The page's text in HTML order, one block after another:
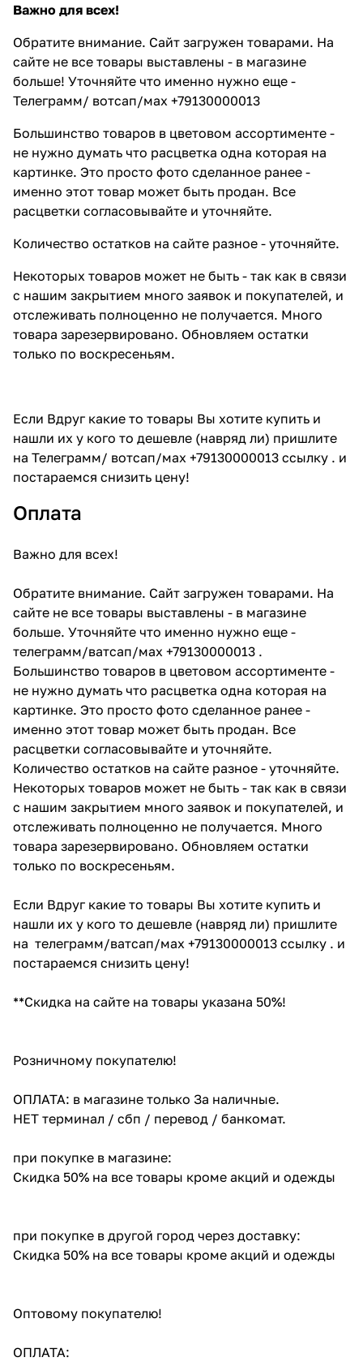
Важно для всех!
Обратите внимание. Сайт загружен товарами. На
сайте не все товары выставлены - в магазине
больше! Уточняйте что именно нужно еще -
Телеграмм/ вотсап/мах +79130000013
Большинство товаров в цветовом ассортименте -
не нужно думать что расцветка одна которая на
картинке. Это просто фото сделанное ранее -
именно этот товар может быть продан. Все
расцветки согласовывайте и уточняйте.
Количество остатков на сайте разное - уточняйте.
Некоторых товаров может не быть - так как в связи
с нашим закрытием много заявок и покупателей, и
отслеживать полноценно не получается. Много
товара зарезервировано. Обновляем остатки
только по воскресеньям.
Если Вдруг какие то товары Вы хотите купить и
нашли их у кого то дешевле (навряд ли) пришлите
на Телеграмм/ вотсап/мах +79130000013 ссылку . и
постараемся снизить цену!
Оплата
Важно для всех!
Обратите внимание. Сайт загружен товарами. На
сайте не все товары выставлены - в магазине
больше. Уточняйте что именно нужно еще -
телеграмм/ватсап/мах +79130000013 .
Большинство товаров в цветовом ассортименте -
не нужно думать что расцветка одна которая на
картинке. Это просто фото сделанное ранее -
именно этот товар может быть продан. Все
расцветки согласовывайте и уточняйте.
Количество остатков на сайте разное - уточняйте.
Некоторых товаров может не быть - так как в связи
с нашим закрытием много заявок и покупателей, и
отслеживать полноценно не получается. Много
товара зарезервировано. Обновляем остатки
только по воскресеньям.
Если Вдруг какие то товары Вы хотите купить и
нашли их у кого то дешевле (навряд ли) пришлите
на телеграмм/ватсап/мах +79130000013 ссылку . и
постараемся снизить цену!
**Скидка на сайте на товары указана 50%!
Розничному покупателю!
ОПЛАТА: в магазине только За наличные.
НЕТ терминал / сбп / перевод / банкомат.
при покупке в магазине:
Скидка 50% на все товары кроме акций и одежды
при покупке в другой город через доставку:
Скидка 50% на все товары кроме акций и одежды
Оптовому покупателю!
ОПЛАТА: